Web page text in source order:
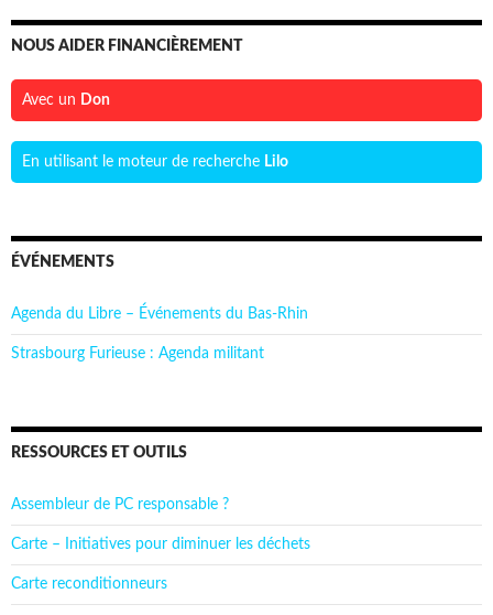
NOUS AIDER FINANCIÈREMENT
Avec un Don
En utilisant le moteur de recherche Lilo
ÉVÉNEMENTS
Agenda du Libre – Événements du Bas-Rhin
Strasbourg Furieuse : Agenda militant
RESSOURCES ET OUTILS
Assembleur de PC responsable ?
Carte – Initiatives pour diminuer les déchets
Carte reconditionneurs